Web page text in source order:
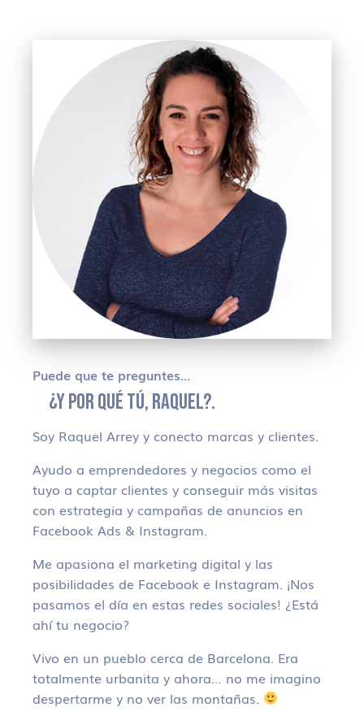
Puede que te preguntes…
¿Y POR QUÉ TÚ, RAQUEL?.
Soy Raquel Arrey y conecto marcas y clientes.
Ayudo a emprendedores y negocios como el
tuyo a captar clientes y conseguir más visitas
con estrategia y campañas de anuncios en
Facebook Ads & Instagram.
Me apasiona el marketing digital y las
posibilidades de Facebook e Instagram. ¡Nos
pasamos el día en estas redes sociales! ¿Está
ahí tu negocio?
Vivo en un pueblo cerca de Barcelona. Era
totalmente urbanita y ahora… no me imagino
despertarme y no ver las montañas.